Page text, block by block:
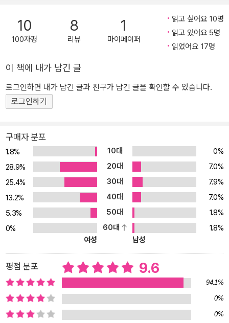
베이커까지 지금까지 약 2,000여 명의 수강생이 다녀간 ‘슈가레인 베
이킹 스튜디오’의 알짜배기 인기 수업만 담은 첫 책이 출간됐다. 저자
인 조한빛 파티시에는 특별한 이력을 가졌다. 그는 전략 컨설턴트 출
신으로 매장 운영에 있어 숫자와 효율성을 중요시한다. 이러한 비즈
많은 수강생을 만족시켰다. 그래서 슈가레인은 특히 실속 있는 디저
트 클래스로 유명하다. 또한 저자는 현장에서 수강생들이 겪었던 실
하며 실패하지 않는 레시피를 확보할 수 있었다. 이는 실제로 디저트
매장을 운영하며 얻은 현실적인 경험과 다수의 제과 학교에서 배운
내용이 토대가 되었기에 가능한 일이었다. 이 책에 그동안 ‘슈가레인
베이킹 스튜디오’에서 축적한 카페 디저트 베이킹 노하우를 모두 담
아냈다. 큐브 파운드케이크, 스콘, 피낭시에, 까눌레, 치즈케이크 등
카페에서 잘 팔리고, 홈카페에서 꼭 만들어보고 싶었던 인기 디저트
9가지 품목, 총 47가지 메뉴 수록! 달콤한 디저트 굽는 냄새, 생각만
해도 기분 좋아지는 순간이다. 이 책에는 앙증맞은 크기의 귀여운 큐
브 파운드케이크, 디저트 카페에서 꾸준히 인기 있는 디저트이자 홈
베이커가 사랑하는 마들렌, 집에서도 쉽게 만들 수 있고 카페에 반드
시 갖춰야 할 품목, 스콘&수제 잼, 뚝딱 만들 수 있을 정도로 쉽고 남
녀노소 모두 좋아하는 쿠키, 마들렌의 후속으로 주목받는 구움과자
피낭시에, 동틀과 밀랍을 사용하지 않는 방식으로 손쉽게 만드는 까
눌레, 요즘 가장 인기 있는 디저트 치즈케이크 3종과 아이싱이 필요
없는 보틀 케이크 3종, 티라미수, 크렘 브륄레, 크림 캐러멜, 망고 푸
10
100자평
8
리뷰
1
마이페이퍼
읽고 싶어요 10명
읽고 있어요 5명
읽었어요 17명
이 책에 내가 남긴 글
로그인하면 내가 남긴 글과 친구가 남긴 글을 확인할 수 있습니다.
로그인하기
구매자 분포
1.8% 10대
0%
28.9%
20대
7.0%
25.4%
30대
7.9%
13.2%
40대
7.0%
5.3%
50대
1.8%
0%
60대
1.8%
여성
남성
평점 분포 9.6
94.1%
0%
0%